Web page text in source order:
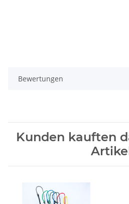
Bewertungen
Kunden kauften